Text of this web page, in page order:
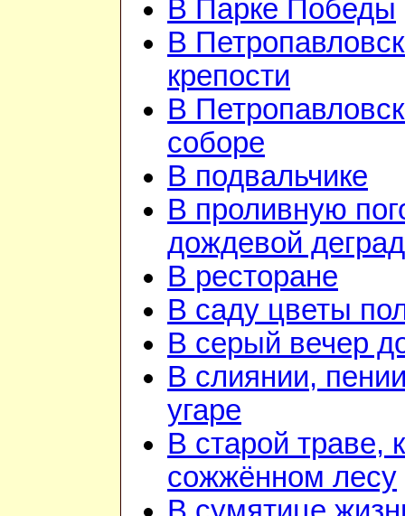
В Парке Победы
В
крепости
В
соборе
В подвальчике
В проливную
дождевой
В ресторане
В саду цветы
В серый вечер
В слиянии,
угаре
В старой траве,
сожжённом лесу